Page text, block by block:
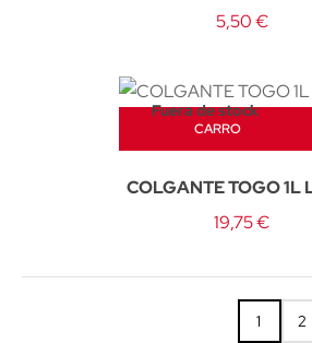
5,50 €
Fuera de stock
CARRO
COLGANTE TOGO 1L
19,75 €
1 2